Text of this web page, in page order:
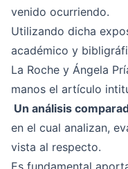
venido ocurriendo.
Utilizando dicha
académico y
La Roche y Ángela
manos el artículo
Un análisis
en el cual analizan,
vista al respecto.
Es fundamental